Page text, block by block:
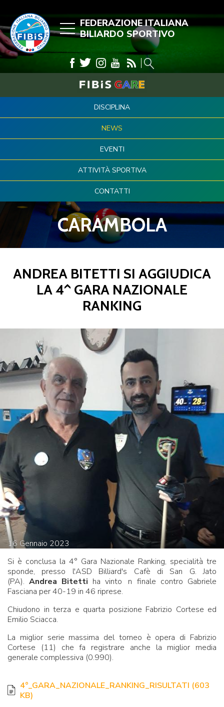
FEDERAZIONE ITALIANA
BILIARDO SPORTIVO
DISCIPLINA
NEWS
EVENTI
ATTIVITÀ SPORTIVA
CONTATTI
CARAMBOLA
ANDREA BITETTI SI AGGIUDICA
LA 4^ GARA NAZIONALE
RANKING
16Gennaio 2023
Si è conclusa la 4° Gara Nazionale Ranking, specialità tre
sponde, presso l'ASD Billiard's Cafè di San G. Jato
(PA). Andrea Bitetti ha vinto in finale contro Gabriele
Fasciana per 40-19 in 46 riprese.
Chiudono in terza e quarta posizione Fabrizio Cortese ed
Emilio Sciacca.
La miglior serie massima del torneo è opera di Fabrizio
Cortese (11) che fa registrare anche la miglior media
generale complessiva (0.990).
4°_GARA_NAZIONALE_RANKING_RISULTATI (603
KB)